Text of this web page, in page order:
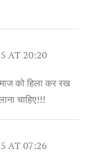
AT 20:20
को हिला कर रख
चाहिए!!!
AT 07:26